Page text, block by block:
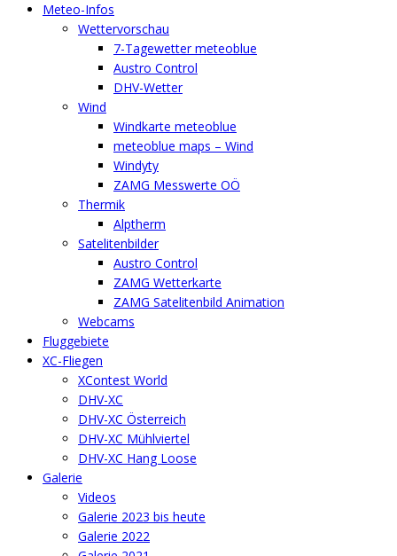
Meteo-Infos
Wettervorschau
7-Tagewetter meteoblue
Austro Control
DHV-Wetter
Wind
Windkarte meteoblue
meteoblue maps – Wind
Windyty
ZAMG Messwerte OÖ
Thermik
Alptherm
Satelitenbilder
Austro Control
ZAMG Wetterkarte
ZAMG Satelitenbild Animation
Webcams
Fluggebiete
XC-Fliegen
XContest World
DHV-XC
DHV-XC Österreich
DHV-XC Mühlviertel
DHV-XC Hang Loose
Galerie
Videos
Galerie 2023 bis heute
Galerie 2022